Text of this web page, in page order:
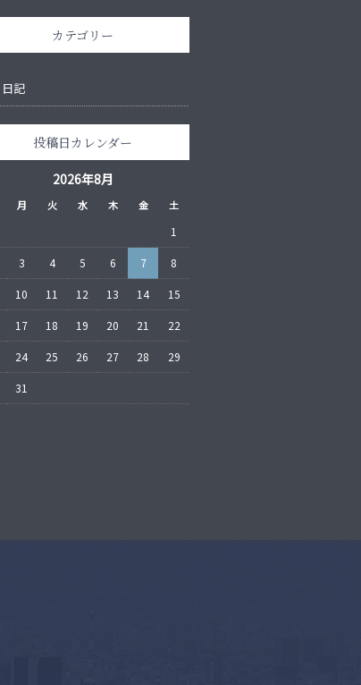
カテゴリー
日記
投稿日カレンダー
2026年8月
月 火 水 木 金 土
1
3 4 5 6 7 8
10 11 12 13 14 15
17 18 19 20 21 22
24 25 26 27 28 29
31